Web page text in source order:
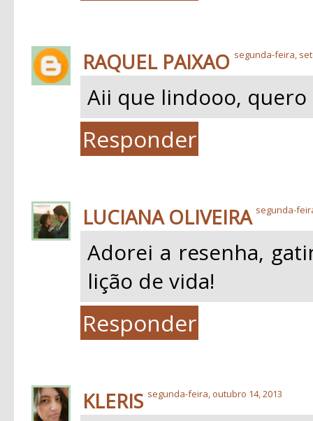
RAQUEL PAIXAO segunda-feira,
Aii que lindooo, quero
Responder
LUCIANA OLIVEIRA segunda-
Adorei a resenha,
lição de vida!
Responder
KLERIS segunda-feira, outubro 14, 2013